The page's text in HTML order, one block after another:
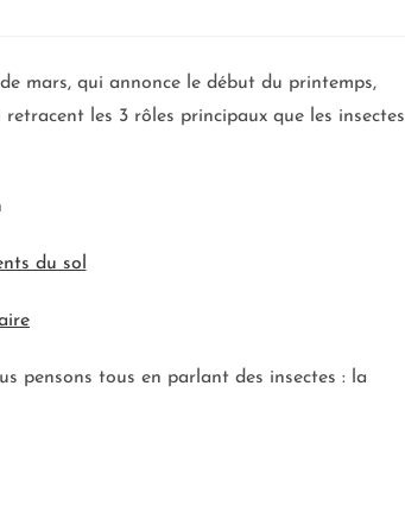
mars, qui annonce le début du printemps,
les 3 rôles principaux que les insectes
du sol
pensons tous en parlant des insectes : la